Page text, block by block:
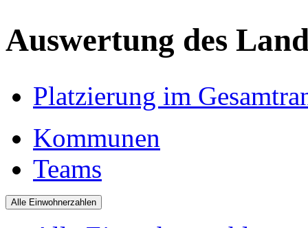
Auswertung des
Platzierung im
Kommunen
Teams
Alle Einwohnerzahlen